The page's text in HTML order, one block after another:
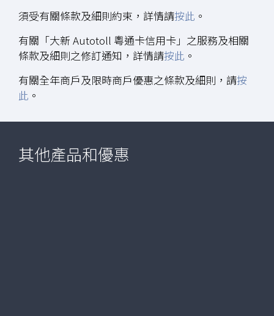
須受有關條款及細則約束，詳情請按此 。
有關「大新 Autotoll 粵通卡信用卡」之服務及相關
條款及細則之修訂通知，詳情請按此 。
有關全年商戶及限時商戶優惠之條款及細則，請按
此 。
其他產品和優惠